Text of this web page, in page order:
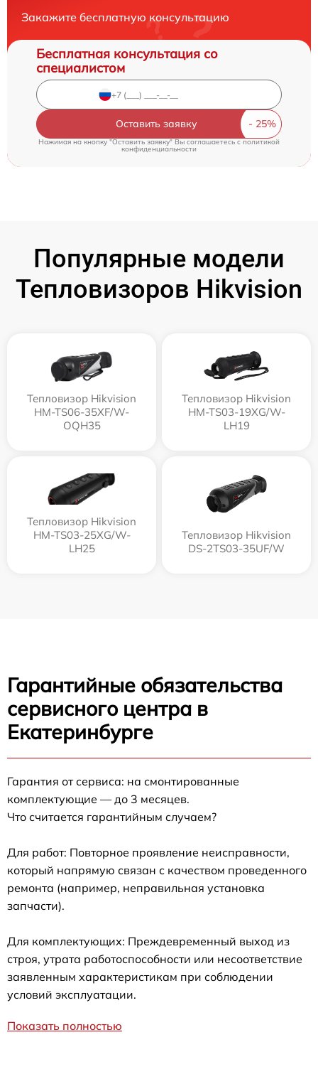
Закажите бесплатную консультацию
Бесплатная консультация со
специалистом
Оставить заявку
Нажимая на кнопку "Оставить заявку" Вы соглашаетесь cполитикой
конфиденциальности
Популярные модели
Тепловизоров Hikvision
Тепловизор Hikvision
HM-TS06-35XF/W-
OQH35
Тепловизор Hikvision
HM-TS03-19XG/W-
LH19
Тепловизор Hikvision
HM-TS03-25XG/W-
LH25
Тепловизор Hikvision
DS-2TS03-35UF/W
Гарантийные обязательства
сервисного центра в
Екатеринбурге
Гарантия от сервиса: на смонтированные
комплектующие — до 3 месяцев.
Что считается гарантийным случаем?
Для работ: Повторное проявление неисправности,
который напрямую связан с качеством проведенного
ремонта (например, неправильная установка
запчасти).
Для комплектующих: Преждевременный выход из
строя, утрата работоспособности или несоответствие
заявленным характеристикам при соблюдении
условий эксплуатации.
Показать полностью